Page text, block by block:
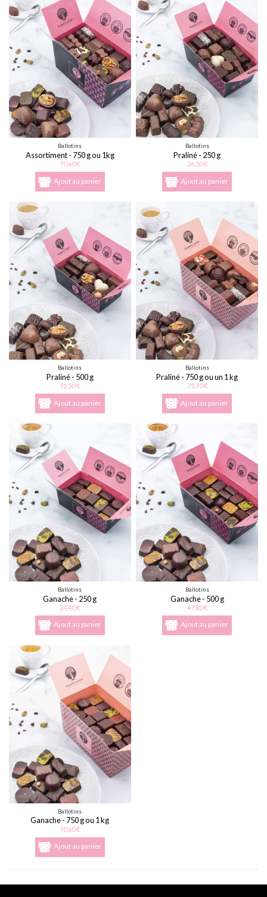
Ballotins
Assortiment - 750 g ou 1kg
70,60 €
Ajout au panier
Ballotins
Praliné - 250 g
26,30 €
Ajout au panier
Ballotins
Praliné - 500 g
51,50 €
Ajout au panier
Ballotins
Praliné - 750 g ou un 1 kg
75,70 €
Ajout au panier
Ballotins
Ganache - 250 g
24,40 €
Ajout au panier
Ballotins
Ganache - 500 g
47,80 €
Ajout au panier
Ballotins
Ganache - 750 g ou 1 kg
70,60 €
Ajout au panier